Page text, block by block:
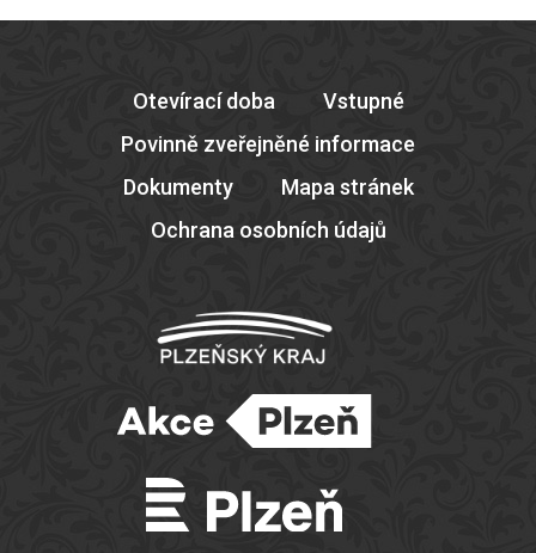
Otevírací doba
Vstupné
Povinně zveřejněné informace
Dokumenty
Mapa stránek
Ochrana osobních údajů